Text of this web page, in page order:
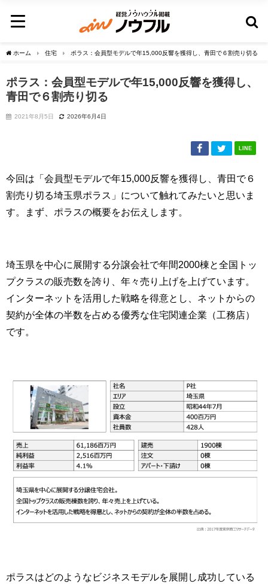
ホーム 住宅 ポラス：会員型モデルで年15,000反響を獲得し、青田で６割売り切る
ポラス：会員型モデルで年15,000反響を獲得し、
青田で６割売り切る
2021年8月5日 2026年6月4日
LINE
今回は「会員型モデルで年15,000反響を獲得し、青田で６
割売り切る埼玉県ポラス」について触れてみたいと思いま
す。まず、ポラスの概要をお伝えします。
埼玉県を中心に展開する分譲会社で年間2000棟と全国トッ
プクラスの販売数を誇り、年々売り上げを上げています。
インターネットを活用した戦略を得意とし、ネットからの
契約が全体の半数を占める優秀な住宅関連企業（工務店）
です。
ポラスはどのようなビジネスモデルを展開し成功している